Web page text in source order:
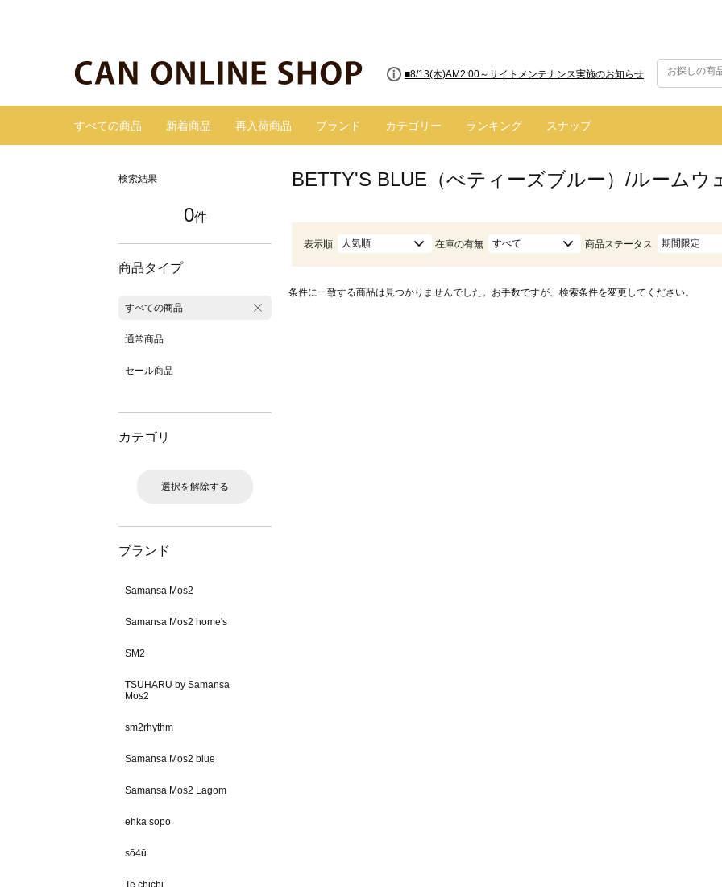
■8/13(木)AM2:00～サイトメンテナンス実施のお知らせ
すべての商品 新着商品 再入荷商品 ブランド カテゴリー ランキング スナップ
検索結果
0件
商品タイプ
すべての商品
通常商品
セール商品
カテゴリ
選択を解除する
ブランド
Samansa Mos2
Samansa Mos2 home's
SM2
TSUHARU by Samansa
Mos2
sm2rhythm
Samansa Mos2 blue
Samansa Mos2 Lagom
ehka sopo
sō4ū
Te chichi
BETTY'S BLUE（べティーズブルー）/ルームウ
表示順 人気順 在庫の有無 すべて 商品ステータス 期間限定
条件に一致する商品は見つかりませんでした。お手数ですが、検索条件を変更してください。